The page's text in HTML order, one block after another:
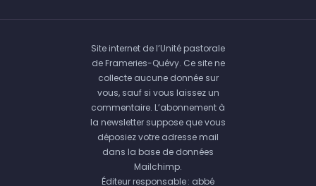
Site internet de l’Unité pastorale
de Frameries-Quévy. Ce site ne
collecte aucune donnée sur
vous, sauf si vous laissez un
commentaire. L’abonnement à
la newsletter suppose que vous
déposiez votre adresse mail
dans la base de données
Mailchimp.
Éditeur responsable : abbé